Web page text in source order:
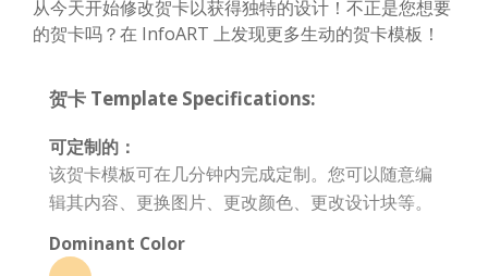
从今天开始修改贺卡以获得独特的设计！不正是您想要
的贺卡吗？在 InfoART 上发现更多生动的贺卡模板！
贺卡 Template Specifications:
可定制的：
该贺卡模板可在几分钟内完成定制。您可以随意编
辑其内容、更换图片、更改颜色、更改设计块等。
Dominant Color